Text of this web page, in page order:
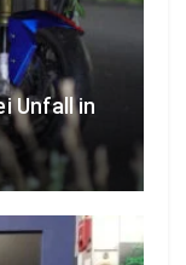
Unfall in